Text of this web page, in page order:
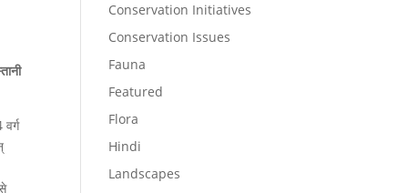
Conservation Initiatives
Conservation Issues
Fauna
Featured
Flora
Hindi
Landscapes